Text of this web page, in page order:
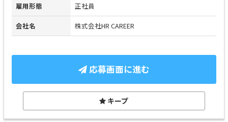
雇用形態 正社員
会社名 株式会社HR CAREER
応募画面に進む
キープ